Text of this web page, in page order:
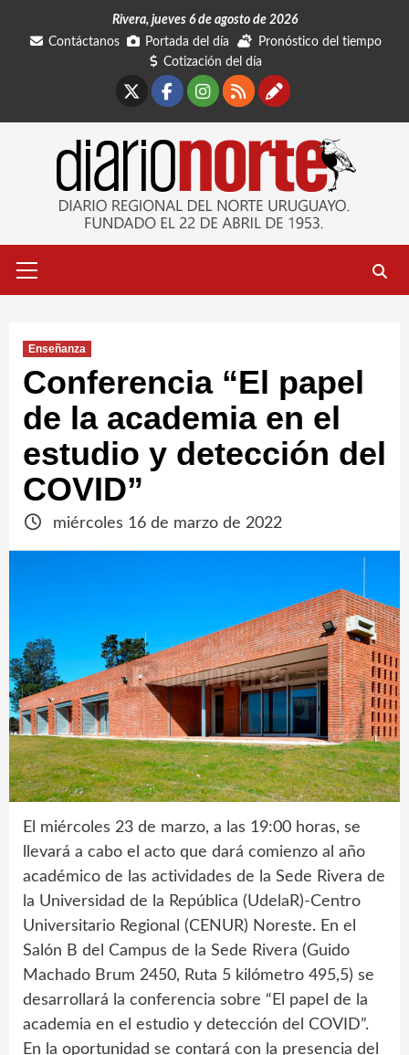
Rivera, jueves 6 de agosto de 2026
Contáctanos
Portada del día
Pronóstico del tiempo
Cotización del día
Facebook
Instagram
RSSContáctanos
primario
Enseñanza
Conferencia “El papel
de la academia en el
estudio y detección del
COVID”
miércoles 16 de marzo de 2022
El miércoles 23 de marzo, a las 19:00 horas, se
llevará a cabo el acto que dará comienzo al año
académico de las actividades de la Sede Rivera de
la Universidad de la República (UdelaR)-Centro
Universitario Regional (CENUR) Noreste. En el
Salón B del Campus de la Sede Rivera (Guido
Machado Brum 2450, Ruta 5 kilómetro 495,5) se
desarrollará la conferencia sobre “El papel de la
academia en el estudio y detección del COVID”.
En la oportunidad se contará con la presencia del